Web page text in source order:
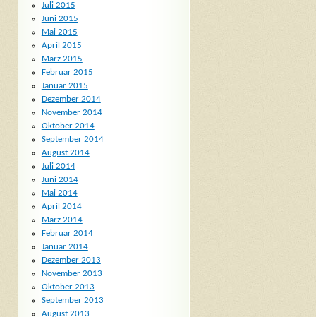
Juli 2015
Juni 2015
Mai 2015
April 2015
März 2015
Februar 2015
Januar 2015
Dezember 2014
November 2014
Oktober 2014
September 2014
August 2014
Juli 2014
Juni 2014
Mai 2014
April 2014
März 2014
Februar 2014
Januar 2014
Dezember 2013
November 2013
Oktober 2013
September 2013
August 2013